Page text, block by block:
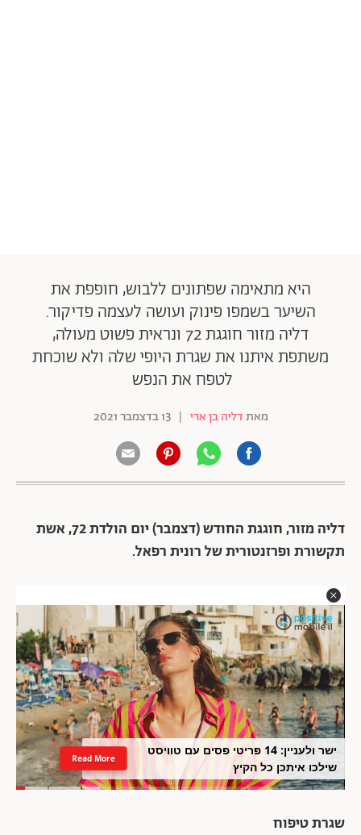
היא מתאימה שפתונים ללבוש, חופפת את
השיער בשמפו פינוק ועושה לעצמה פדיקור.
דליה מזור חוגגת 72 ונראית פשוט מעולה,
משתפת איתנו את שגרת היופי שלה ולא שוכחת
לטפח את הנפש
מאתדליה בן ארי | 13 בדצמבר 2021
דליה מזור, חוגגת החודש (דצמבר) יום הולדת 72, אשת
תקשורת ופרזנטורית של רונית רפאל.
ישר ולעניין: 14 פריטי פסים עם טוויסט
שילכו איתכן כל הקיץ
Read More
שגרת טיפוח